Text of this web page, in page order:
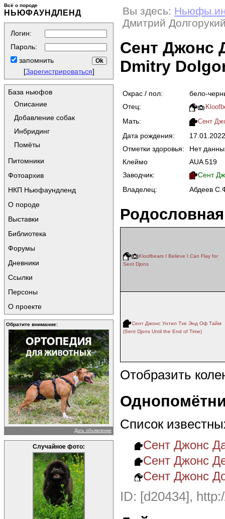
Всё о породе
НЬЮФАУНДЛЕНД
Логин:
Пароль:
запомнить
[Зарегистрироваться]
База ньюфов
Описание
Добавление собак
Инбридинг
Помёты
Питомники
Фотоархив
НКП Ньюфаундленд
О породе
Выставки
Библиотека
Форумы
Дневники
Ссылки
Персоны
О проекте
Обратите внимание:
Дать объявление
Случайное фото:
Вы здесь:
Дмитрий
Сент Джонс
Dmitry
Окрас / пол:
бело-
Отец:
Мать: Сент
Дата рождения:
Отметки здоровья:
Нет
Клеймо
AUA 519
Заводчик:
Сент
Владелец:
Абдеев
Родословная
Kloofbears I Believe I Can Flay for
Sent Djons
Сент Джонс Унтил Тхе Энд Оф Тайм
(Sent Djons Until the End of Time)
Отобразить
Список
Сент Джонс
Сент Джонс
Сент Джонс
ID: [d20434],